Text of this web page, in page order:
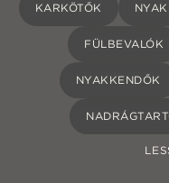
KARKÖTŐK
FÜLBEVALÓK
NYAKKENDŐK